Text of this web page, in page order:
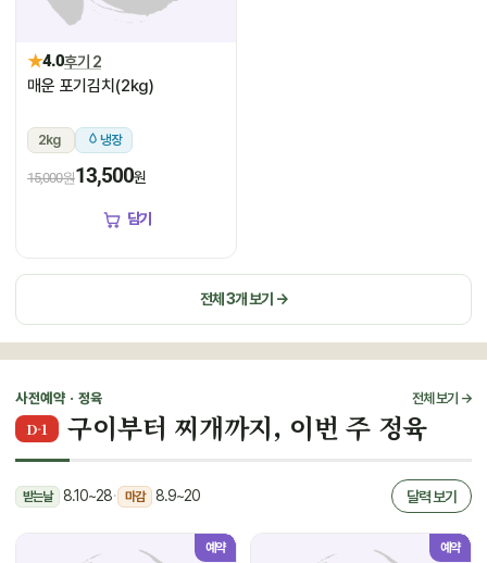
★4.0후기 2
매운 포기김치(2kg)
2kg 냉장
15,000원13,500원
담기
전체 3개 보기 →
사전예약 · 정육 전체 보기 →
D-1 구이부터 찌개까지, 이번 주 정육
받는날 8.10~28· 마감 8.9~20 달력 보기
예약 예약